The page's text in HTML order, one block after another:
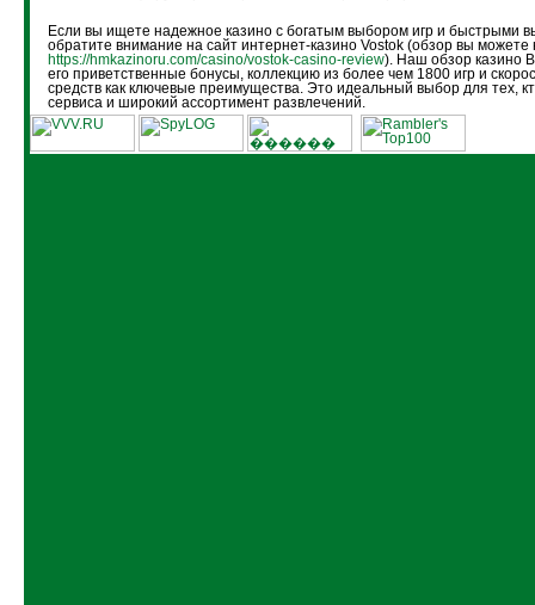
Если вы ищете надежное казино с богатым выбором игр и быстрыми
обратите внимание на сайт интернет-казино Vostok (обзор вы можете
https://hmkazinoru.com/casino/vostok-casino-review). Наш обзор казино
его приветственные бонусы, коллекцию из более чем 1800 игр и
средств как ключевые преимущества. Это идеальный выбор для тех,
сервиса и широкий ассортимент развлечений.